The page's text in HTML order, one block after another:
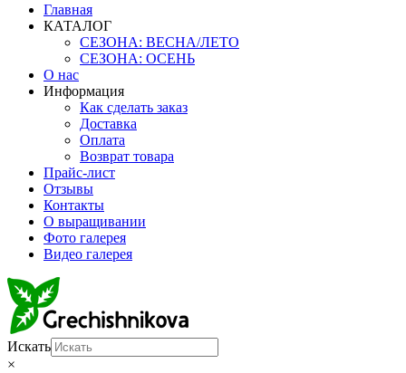
Главная
КАТАЛОГ
СЕЗОНА: ВЕСНА/ЛЕТО
СЕЗОНА: ОСЕНЬ
О нас
Информация
Как сделать заказ
Доставка
Оплата
Возврат товара
Прайс-лист
Отзывы
Контакты
О выращивании
Фото галерея
Видео галерея
Искать
×